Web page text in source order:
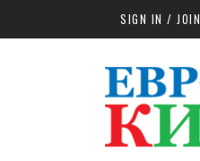
Skip to main contentSIGN IN / JOIN